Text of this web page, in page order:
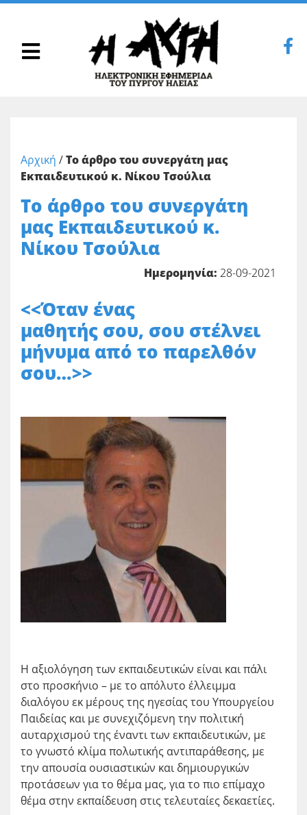
Αρχική /Το άρθρο του συνεργάτη μας
Εκπαιδευτικού κ. Νίκου Τσούλια
Το άρθρο του συνεργάτη
μας Εκπαιδευτικού κ.
Νίκου Τσούλια
Ημερομηνία: 28-09-2021
<<Όταν ένας
μαθητής σου, σου στέλνει
μήνυμα από το παρελθόν
σου…>>
Η αξιολόγηση των εκπαιδευτικών είναι και πάλι
στο προσκήνιο – με το απόλυτο έλλειμμα
διαλόγου εκ μέρους της ηγεσίας του Υπουργείου
Παιδείας και με συνεχιζόμενη την πολιτική
αυταρχισμού της έναντι των εκπαιδευτικών, με
το γνωστό κλίμα πολωτικής αντιπαράθεσης, με
την απουσία ουσιαστικών και δημιουργικών
προτάσεων για το θέμα μας, για το πιο επίμαχο
θέμα στην εκπαίδευση στις τελευταίες δεκαετίες.